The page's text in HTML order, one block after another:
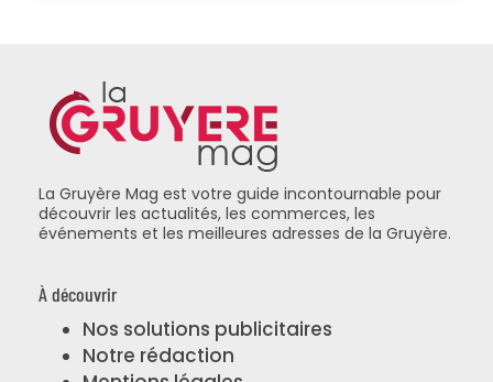
La Gruyère Mag est votre guide incontournable pour
découvrir les actualités, les commerces, les
événements et les meilleures adresses de la Gruyère.
À découvrir
Nos solutions publicitaires
Notre rédaction